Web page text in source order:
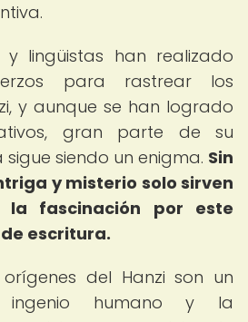
y lingüistas han realizado
para rastrear los
y aunque se han logrado
gran parte de su
siendo un enigma. Sin
y misterio solo sirven
la fascinación por este
escritura.
del Hanzi son un
ingenio humano y la